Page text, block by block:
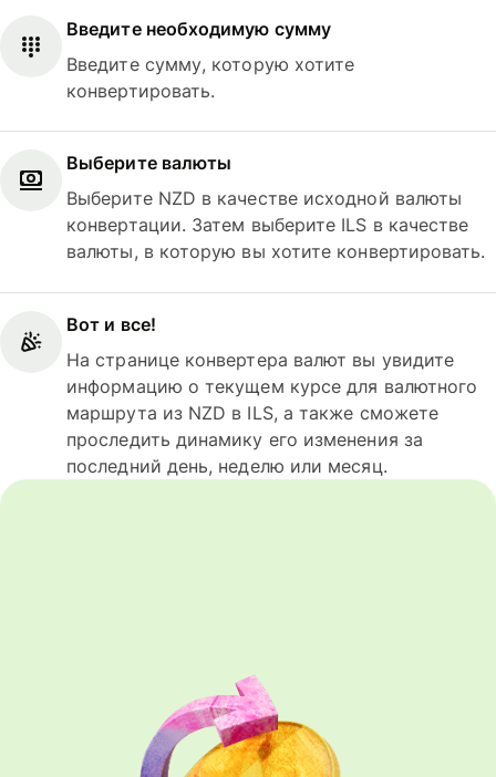
Введите необходимую сумму
Введите сумму, которую хотите
конвертировать.
Выберите валюты
Выберите NZD в качестве исходной валюты
конвертации. Затем выберите ILS в качестве
валюты, в которую вы хотите конвертировать.
Вот и все!
На странице конвертера валют вы увидите
информацию о текущем курсе для валютного
маршрута из NZD в ILS, а также сможете
проследить динамику его изменения за
последний день, неделю или месяц.